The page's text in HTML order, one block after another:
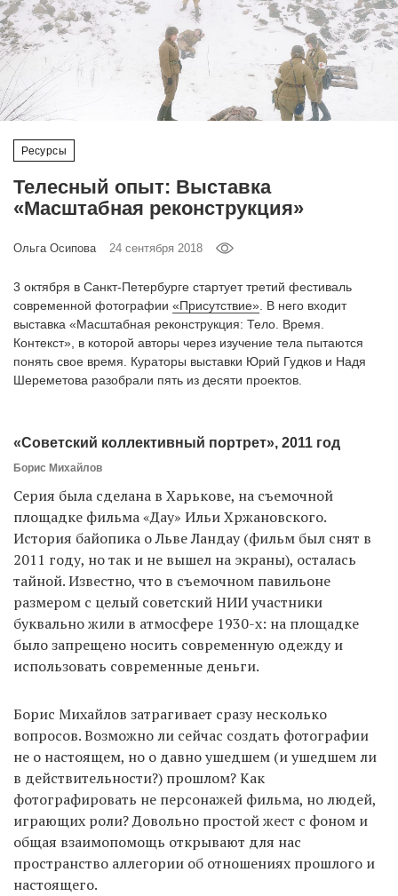
Ресурсы
Телесный опыт: Выставка
«Масштабная реконструкция»
Ольга Осипова 24 сентября 2018
3 октября в Санкт-Петербурге стартует третий фестиваль
современной фотографии «Присутствие». В него входит
выставка «Масштабная реконструкция: Тело. Время.
Контекст», в которой авторы через изучение тела пытаются
понять свое время. Кураторы выставки Юрий Гудков и Надя
Шереметова разобрали пять из десяти проектов.
«Советский коллективный портрет», 2011 год
Борис Михайлов
Серия была сделана в Харькове, на съемочной
площадке фильма «Дау» Ильи Хржановского.
История байопика о Льве Ландау (фильм был снят в
2011 году, но так и не вышел на экраны), осталась
тайной. Известно, что в съемочном павильоне
размером с целый советский НИИ участники
буквально жили в атмосфере 1930-х: на площадке
было запрещено носить современную одежду и
использовать современные деньги.
Борис Михайлов затрагивает сразу несколько
вопросов. Возможно ли сейчас создать фотографии
не о настоящем, но о давно ушедшем (и ушедшем ли
в действительности?) прошлом? Как
фотографировать не персонажей фильма, но людей,
играющих роли? Довольно простой жест с фоном и
общая взаимопомощь открывают для нас
пространство аллегории об отношениях прошлого и
настоящего.